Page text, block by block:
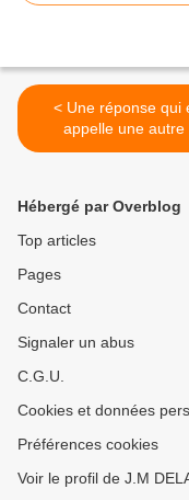
< Une réponse qui en
appelle une autre
Hébergé par Overblog
Top articles
Pages
Contact
Signaler un abus
C.G.U.
Cookies et données
Préférences cookies
Voir le profil de J.M